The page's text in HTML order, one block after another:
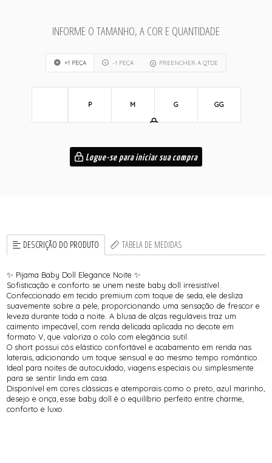
INFORME O TAMANHO, A COR E QUANTIDADE
+1 PEÇA -1 PEÇA PREENCHER A QTDE
P M G GG
Logue-se para iniciar sua compra
DESCRIÇÃO DO PRODUTO TABELA DE MEDIDAS
✨ Pijama Baby Doll Elegance Noite ✨
Sofisticação e conforto se unem neste baby doll irresistível.
Confeccionado em tecido premium com toque de seda, ele desliza
suavemente sobre a pele, proporcionando uma sensação de frescor e
leveza durante toda a noite. A blusa de alças reguláveis traz um
caimento impecável, com renda delicada aplicada no decote em
formato V, que valoriza o colo com elegância sutil.
O short possui cós elástico confortável e acabamento em renda nas
laterais, adicionando um toque sensual e ao mesmo tempo romântico.
Ideal para noites de autocuidado, viagens especiais ou simplesmente
para se sentir linda em casa.
Disponível em cores clássicas e atemporais como o preto, azul marinho,
desejo e onça, esse baby doll é o equilíbrio perfeito entre charme,
conforto e luxo.